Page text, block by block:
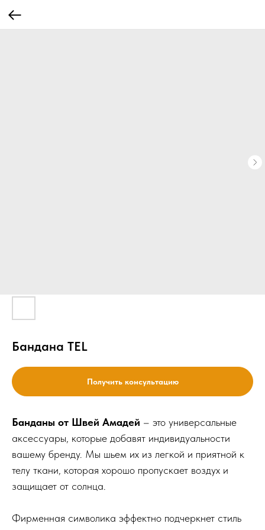
Бандана TEL
Получить консультацию
Банданы от Швей Амадей – это универсальные
аксессуары, которые добавят индивидуальности
вашему бренду. Мы шьем их из легкой и приятной к
телу ткани, которая хорошо пропускает воздух и
защищает от солнца.
Фирменная символика эффектно подчеркнет стиль